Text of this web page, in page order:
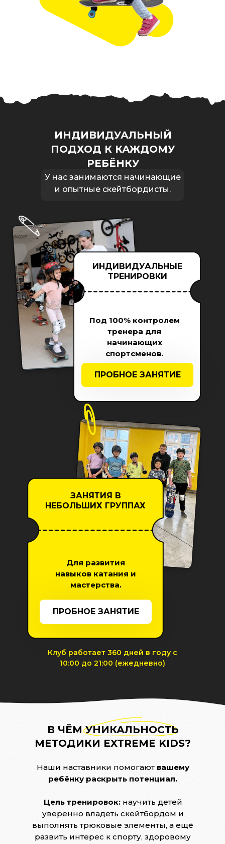
ИНДИВИДУАЛЬНЫЙ
ПОДХОД К КАЖДОМУ
РЕБЁНКУ
У нас занимаются начинающие
и опытные скейтбордисты.
ИНДИВИДУАЛЬНЫЕ
ТРЕНИРОВКИ
Под 100% контролем
тренера для
начинающих
спортсменов.
ПРОБНОЕ ЗАНЯТИЕ
ЗАНЯТИЯ В
НЕБОЛЬШИХ ГРУППАХ
Для развития
навыков катания и
мастерства.
ПРОБНОЕ ЗАНЯТИЕ
Клуб работает 360 дней в году с
10:00 до 21:00 (ежедневно)
В ЧЁМ УНИКАЛЬНОСТЬ
МЕТОДИКИ EXTREME KIDS?
Наши наставники помогают вашему
ребёнку раскрыть потенциал.
Цель тренировок:научить детей
уверенно владеть скейтбордом и
выполнять трюковые элементы, а ещё
развить интерес к спорту, здоровому